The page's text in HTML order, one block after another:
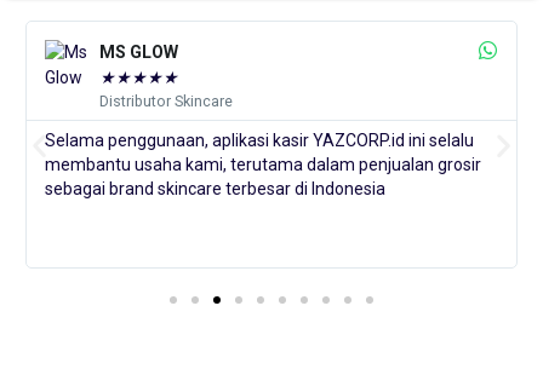
MS GLOW
★★★★★
Distributor Skincare
Selama penggunaan, aplikasi kasir YAZCORP.id ini selalu
membantu usaha kami, terutama dalam penjualan grosir
sebagai brand skincare terbesar di Indonesia